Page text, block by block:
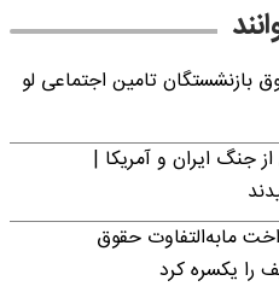
بازنشستگان تامین اجتماعی لو
جنگ ایران و آمریکا |
مابه‌التفاوت حقوق
را یکسره کرد